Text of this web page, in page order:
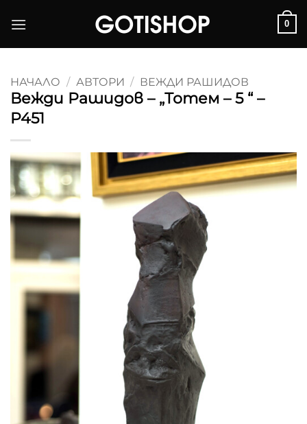
0
НАЧАЛО / АВТОРИ / ВЕЖДИ РАШИДОВ
Вежди Рашидов – „Тотем – 5 “ –
P451